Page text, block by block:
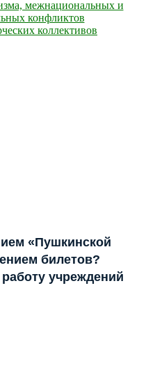
«Пушкинской
билетов?
учреждений